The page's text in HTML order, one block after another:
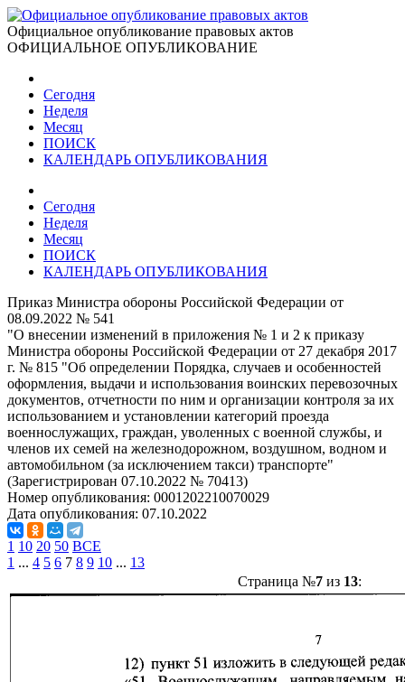
Официальное опубликование правовых актов
ОФИЦИАЛЬНОЕ ОПУБЛИКОВАНИЕ
Сегодня
Неделя
Месяц
ПОИСК
КАЛЕНДАРЬ ОПУБЛИКОВАНИЯ
Сегодня
Неделя
Месяц
ПОИСК
КАЛЕНДАРЬ ОПУБЛИКОВАНИЯ
Приказ Министра обороны Российской Федерации от
08.09.2022 № 541
"О внесении изменений в приложения № 1 и 2 к приказу
Министра обороны Российской Федерации от 27 декабря 2017
г. № 815 "Об определении Порядка, случаев и особенностей
оформления, выдачи и использования воинских перевозочных
документов, отчетности по ним и организации контроля за их
использованием и установлении категорий проезда
военнослужащих, граждан, уволенных с военной службы, и
членов их семей на железнодорожном, воздушном, водном и
автомобильном (за исключением такси) транспорте"
(Зарегистрирован 07.10.2022 № 70413)
Номер опубликования: 0001202210070029
Дата опубликования: 07.10.2022
1 10 20 50 ВСЕ
1 ... 4 5 6 7 8 9 10 ... 13
Страница №7из 13: